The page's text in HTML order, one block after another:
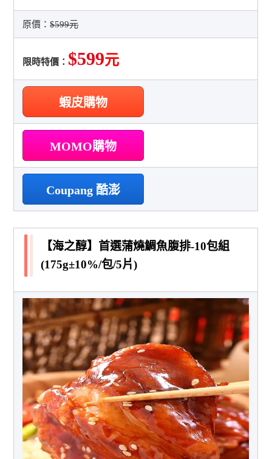
原價：$599元
限時特價： $599元
蝦皮購物
MOMO購物
Coupang 酷澎
【海之醇】首選蒲燒鯛魚腹排-10包組
(175g±10%/包/5片)